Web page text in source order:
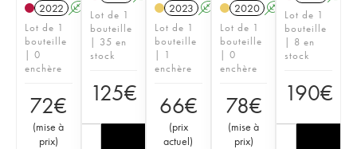
2022 A
Lot de 1
bouteille
| 0
enchère
72€
(mise à
prix)
Lot de 1
bouteille
| 35 en
stock
125€
2023 A K
Lot de 1
bouteille
| 1
enchère
66€
(prix
actuel)
2020 A K
Lot de 1
bouteille
| 0
enchère
78€
(mise à
prix)
Lot de 1
bouteille
| 8 en
stock
190€